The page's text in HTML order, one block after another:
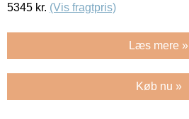
5345 kr. (Vis fragtpris)
Læs mere »
Køb nu »